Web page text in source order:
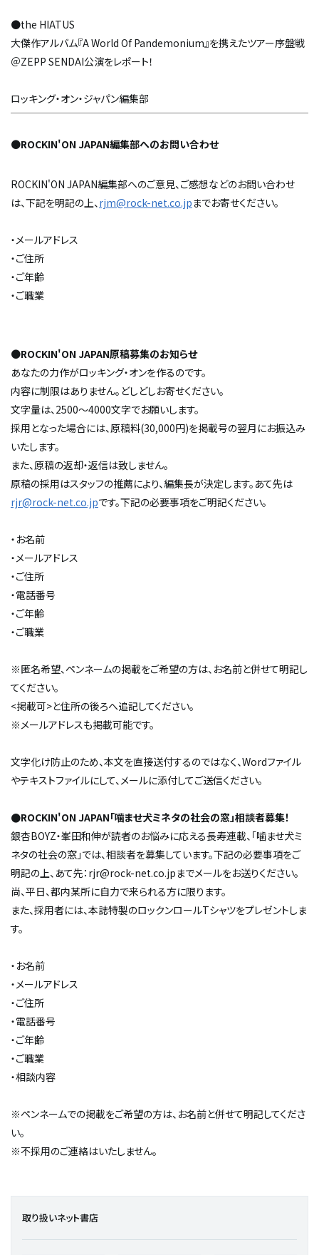
●the HIATUS
大傑作アルバム『A World Of Pandemonium』を携えたツアー序盤戦
＠ZEPP SENDAI公演をレポート！
ロッキング・オン・ジャパン編集部
●ROCKIN'ON JAPAN編集部へのお問い合わせ
ROCKIN'ON JAPAN編集部へのご意見、ご感想などのお問い合わせ
は、下記を明記の上、rjm@rock-net.co.jpまでお寄せください。
・メールアドレス
・ご住所
・ご年齢
・ご職業
●ROCKIN'ON JAPAN原稿募集のお知らせ
あなたの力作がロッキング・オンを作るのです。
内容に制限はありません。どしどしお寄せください。
文字量は、2500～4000文字でお願いします。
採用となった場合には、原稿料(30,000円)を掲載号の翌月にお振込み
いたします。
また、原稿の返却・返信は致しません。
原稿の採用はスタッフの推薦により、編集長が決定します。あて先は
rjr@rock-net.co.jpです。下記の必要事項をご明記ください。
・お名前
・メールアドレス
・ご住所
・電話番号
・ご年齢
・ご職業
※匿名希望、ペンネームの掲載をご希望の方は、お名前と併せて明記し
てください。
<掲載可>と住所の後ろへ追記してください。
※メールアドレスも掲載可能です。
文字化け防止のため、本文を直接送付するのではなく、Wordファイル
やテキストファイルにして、メールに添付してご送信ください。
●ROCKIN'ON JAPAN「噛ませ犬ミネタの社会の窓」相談者募集！
銀杏BOYZ・峯田和伸が読者のお悩みに応える長寿連載、「噛ませ犬ミ
ネタの社会の窓」では、相談者を募集しています。下記の必要事項をご
明記の上、あて先：rjr@rock-net.co.jpまでメールをお送りください。
尚、平日、都内某所に自力で来られる方に限ります。
また、採用者には、本誌特製のロックンロールTシャツをプレゼントしま
す。
・お名前
・メールアドレス
・ご住所
・電話番号
・ご年齢
・ご職業
・相談内容
※ペンネームでの掲載をご希望の方は、お名前と併せて明記してくださ
い。
※不採用のご連絡はいたしません。
取り扱いネット書店